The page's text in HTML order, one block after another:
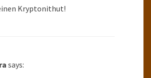
Kryptonithut!
says: